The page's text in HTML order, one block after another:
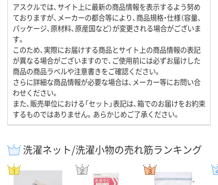
アスクルでは、サイト上に最新の商品情報を表示するよう努め
ておりますが、メーカーの都合等により、商品規格・仕様（容量、
パッケージ、原材料、原産国など）が変更される場合がございま
す。
このため、実際にお届けする商品とサイト上の商品情報の表記
が異なる場合がございますので、ご使用前には必ずお届けした
商品の商品ラベルや注意書きをご確認ください。
さらに詳細な商品情報が必要な場合は、メーカー等にお問い合
わせください。
また、販売単位における「セット」表記は、箱でのお届けをお約束
するものではありません。あらかじめご了承ください。
洗濯ネット/洗濯小物の売れ筋ランキング